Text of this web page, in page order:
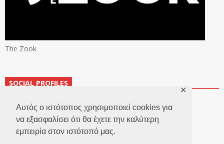
Αυτός ο ιστότοπος χρησιμοποιεί cookies για
να εξασφαλίσει ότι θα έχετε την καλύτερη
εμπειρία στον ιστότοπό μας.
✕
The Zook
SOCIAL PROFILES